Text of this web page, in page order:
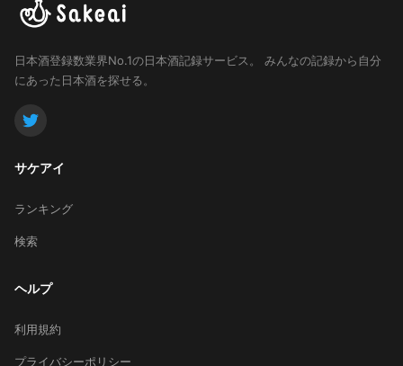
日本酒登録数業界No.1の日本酒記録サービス。
みんなの記録から自分
にあった日本酒を探せる。
サケアイ
ランキング
検索
ヘルプ
利用規約
プライバシーポリシー